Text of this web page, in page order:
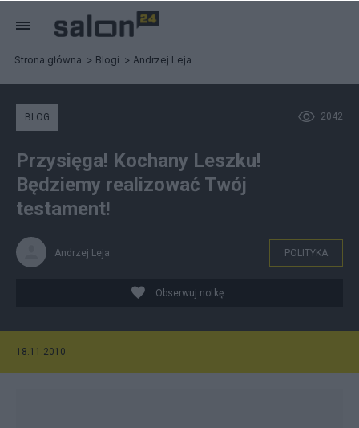
Strona główna Blogi Andrzej Leja
2042
BLOG
Przysięga! Kochany Leszku!
Będziemy realizować Twój
testament!
Andrzej Leja POLITYKA
Obserwuj notkę
18.11.2010